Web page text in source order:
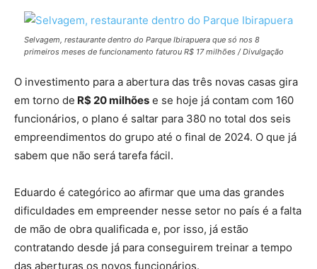
Selvagem, restaurante dentro do Parque Ibirapuera que só nos 8
primeiros meses de funcionamento faturou R$ 17 milhões / Divulgação
O investimento para a abertura das três novas casas gira
em torno de R$ 20 milhões e se hoje já contam com 160
funcionários, o plano é saltar para 380 no total dos seis
empreendimentos do grupo até o final de 2024. O que já
sabem que não será tarefa fácil.
Eduardo é categórico ao afirmar que uma das grandes
dificuldades em empreender nesse setor no país é a falta
de mão de obra qualificada e, por isso, já estão
contratando desde já para conseguirem treinar a tempo
das aberturas os novos funcionários.